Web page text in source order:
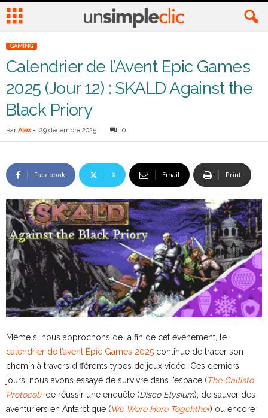
GAMING
Calendrier de l’Avent Epic Games
2025 (Jour 12) : SKALD Against the
Black Priory
Par Alex - 29 décembre 2025 0
Facebook X Email Print
Même si nous approchons de la fin de cet événement, le
calendrier de l’avent Epic Games 2025 continue de tracer son
chemin à travers différents types de jeux vidéo. Ces derniers
jours, nous avons essayé de survivre dans l’espace (The Callisto
Protocol), de réussir une enquête (Disco Elysium), de sauver des
aventuriers en Antarctique (We Were Here Togehther) ou encore